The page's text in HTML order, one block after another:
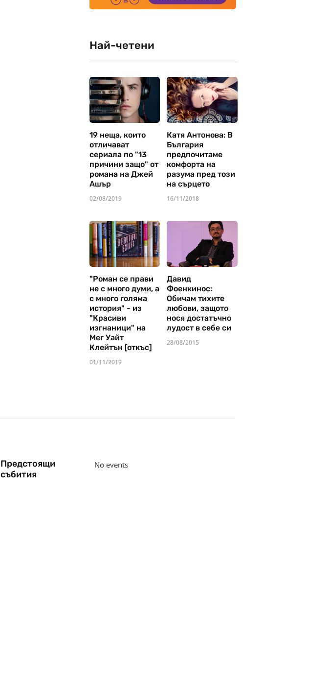
Най-четени
19 неща, които
отличават
сериала по "13
причини защо" от
романа на Джей
Ашър
02/08/2019
Катя Антонова: В
България
предпочитаме
комфорта на
разума пред този
на сърцето
16/11/2018
"Роман се прави
не с много думи, а
с много голяма
история" - из
"Красиви
изгнаници" на
Мег Уайт
Клейтън [откъс]
01/11/2019
Давид
Фоенкинос:
Обичам тихите
любови, защото
нося достатъчно
лудост в себе си
28/08/2015
Предстоящи
събития
No events